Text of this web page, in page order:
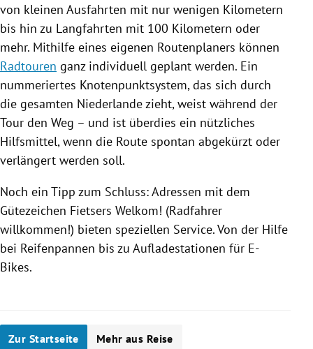
von kleinen Ausfahrten mit nur wenigen Kilometern
bis hin zu Langfahrten mit 100 Kilometern oder
mehr. Mithilfe eines eigenen Routenplaners können
Radtouren ganz individuell geplant werden. Ein
nummeriertes Knotenpunktsystem, das sich durch
die gesamten Niederlandezieht, weist während der
Tour den Weg – und ist überdies ein nützliches
Hilfsmittel, wenn die Route spontan abgekürzt oder
verlängert werden soll.
Noch ein Tipp zum Schluss: Adressen mit dem
Gütezeichen Fietsers Welkom! (Radfahrer
willkommen!) bieten speziellen Service. Von der Hilfe
bei Reifenpannen bis zu Aufladestationen für E-
Bikes.
Zur Startseite Mehr aus Reise